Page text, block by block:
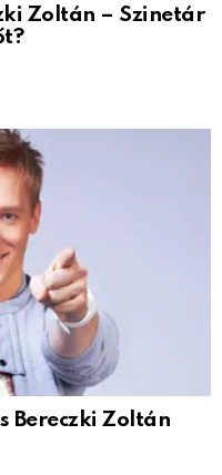
Zoltán – Szinetár
Bereczki Zoltán